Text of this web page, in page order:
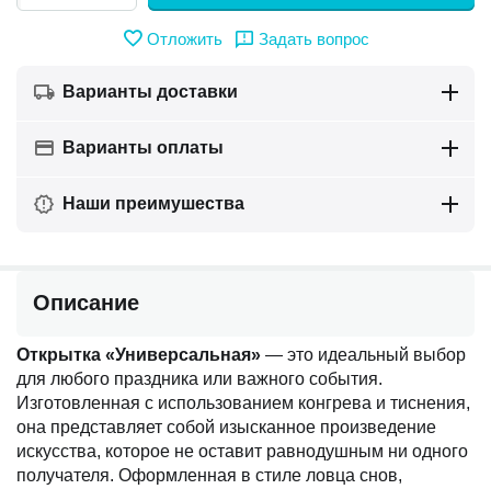
Отложить Задать вопрос
Варианты доставки
Варианты оплаты
Наши преимушества
Описание
Открытка «Универсальная» — это идеальный выбор
для любого праздника или важного события.
Изготовленная с использованием конгрева и тиснения,
она представляет собой изысканное произведение
искусства, которое не оставит равнодушным ни одного
получателя. Оформленная в стиле ловца снов,